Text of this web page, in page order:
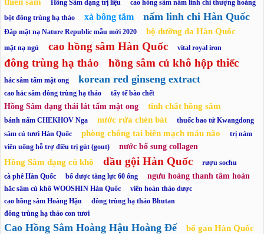
Hồng Sâm dạng trị liệu
cao hồng sâm nấm linh chi thượng hoàng
bột đông trùng hạ thảo
xà bông tắm nấm linh chi Hàn Quốc
Đắp mặt nạ Nature Republic mẫu mới 2020 bộ dưỡng da Hàn Quốc
mặt nạ ngủ cao hồng sâm Hàn Quốc vital royal iron
đông trùng hạ thảo hồng sâm củ khô hộp thiếc
hắc sâm tẩm mật ong korean red ginseng extract
cao hắc sâm đông trùng hạ thảo tẩy tế bào chết
Hồng Sâm dạng thái lát tẩm mật ong tinh chất hồng sâm
bánh nấm CHEKHOV Nga nước rửa chén bát
thuốc bao tử Kwangdong
sâm củ tươi Hàn Quốc
phòng chống tai biến mạch máu não
trị nám
viên uống hỗ trợ điều trị gút (gout)
nước bổ sung collagen
Hồng Sâm dạng củ khô dầu gội Hàn Quốc
rượu sochu
cà phê Hàn Quốc
bổ dược tăng lực 60 ống ngưu hoàng thanh tâm hoàn
hắc sâm củ khô WOOSHIN Hàn Quốc
viên hoàn thảo dược
cao hồng sâm Hoàng Hậu
đông trùng hạ thảo Bhutan
đông trùng hạ thảo con tươi
Cao Hồng Sâm Hoàng Hậu Hoàng Đế bổ gan Hàn Quốc